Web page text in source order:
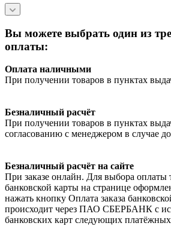
Вы можете выбрать один из
оплаты:
Оплата наличными
При получении товаров в пунктах
Безналичный расчёт
При получении товаров в пунктах
согласованию с менеджером в случае
Безналичный расчёт на сайте
При заказе онлайн. Для выбора
банковской карты на странице
нажать кнопку Оплата заказа
происходит через ПАО СБЕРБАНК с
банковских карт следующих